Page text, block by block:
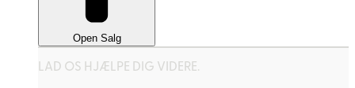
Open Salg
LAD OS HJÆLPE DIG VIDERE.